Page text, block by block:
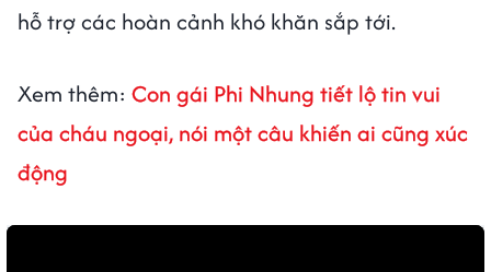
hỗ trợ các hoàn cảnh khó khăn sắp tới.
Xem thêm: Con gái Phi Nhung tiết lộ tin vui
của cháu ngoại, nói một câu khiến ai cũng xúc
động